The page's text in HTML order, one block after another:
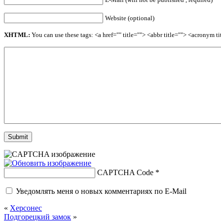
Website (optional)
XHTML: You can use these tags: <a href="" title=""> <abbr title="">
CAPTCHA Code *
Уведомлять меня о новых комментариях по E-Mail
« Херсонес
Подгорецкий замок »